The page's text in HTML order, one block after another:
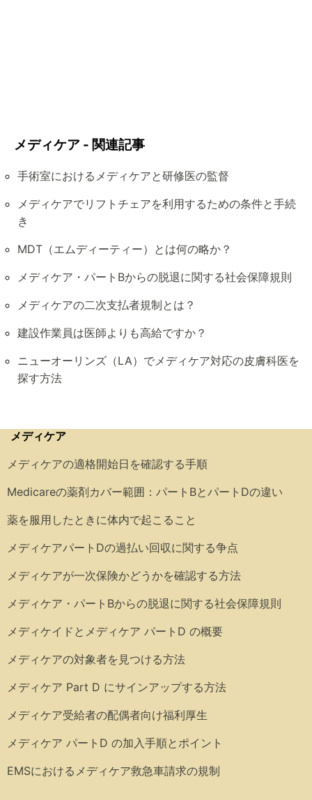
メディケア - 関連記事
手術室におけるメディケアと研修医の監督
メディケアでリフトチェアを利用するための条件と手続
き
MDT（エムディーティー）とは何の略か？
メディケア・パートBからの脱退に関する社会保障規則
メディケアの二次支払者規制とは？
建設作業員は医師よりも高給ですか？
ニューオーリンズ（LA）でメディケア対応の皮膚科医を
探す方法
メディケア
メディケアの適格開始日を確認する手順
Medicareの薬剤カバー範囲：パートBとパートDの違い
薬を服用したときに体内で起こること
メディケアパートDの過払い回収に関する争点
メディケアが一次保険かどうかを確認する方法
メディケア・パートBからの脱退に関する社会保障規則
メディケイドとメディケア パートD の概要
メディケアの対象者を見つける方法
メディケア Part D にサインアップする方法
メディケア受給者の配偶者向け福利厚生
メディケア パートD の加入手順とポイント
EMSにおけるメディケア救急車請求の規制